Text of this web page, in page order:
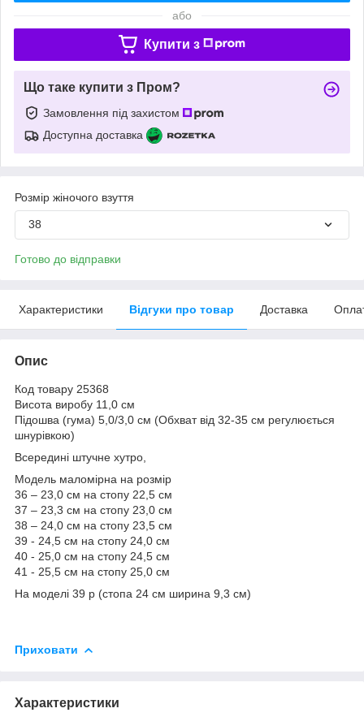
або
Купити з
Що таке купити з Пром?
Замовлення під захистом
Доступна доставка
Розмір жіночого взуття
38
Готово до відправки
Характеристики Відгуки про товар Доставка
Опис
Код товару 25368
Висота виробу 11,0 см
Підошва (гума) 5,0/3,0 см (Обхват від 32-35 см регулюється
шнурівкою)
Всередині штучне хутро,
Модель маломірна на розмір
36 – 23,0 см на стопу 22,5 см
37 – 23,3 см на стопу 23,0 см
38 – 24,0 см на стопу 23,5 см
39 - 24,5 см на стопу 24,0 см
40 - 25,0 см на стопу 24,5 см
41 - 25,5 см на стопу 25,0 см
На моделі 39 р (стопа 24 см ширина 9,3 см)
Приховати
Характеристики